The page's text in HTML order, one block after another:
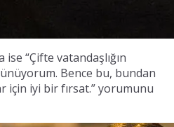
“Çifte vatandaşlığın
Bence bu, bundan
için iyi bir fırsat.” yorumunu